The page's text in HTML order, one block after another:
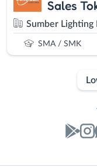
Sales
Sumber Lighting
SMA / SMK